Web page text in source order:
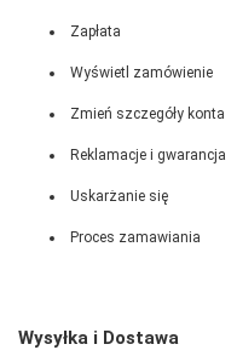
Zapłata
Wyświetl zamówienie
Zmień szczegóły konta
Reklamacje i gwarancja
Uskarżanie się
Proces zamawiania
Wysyłka i Dostawa